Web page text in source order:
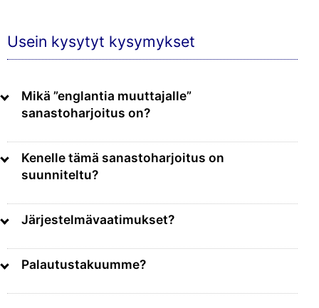
Usein kysytyt kysymykset
Mikä ”englantia muuttajalle”
sanastoharjoitus on?
Kenelle tämä sanastoharjoitus on
suunniteltu?
Järjestelmävaatimukset?
Palautustakuumme?